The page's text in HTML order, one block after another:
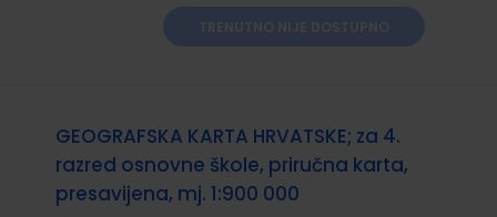
GEOGRAFSKA KARTA HRVATSKE; za 4.
razred osnovne škole, priručna karta,
presavijena, mj. 1:900 000